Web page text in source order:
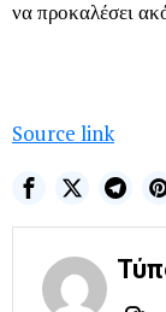
να προκαλέσει
Source link